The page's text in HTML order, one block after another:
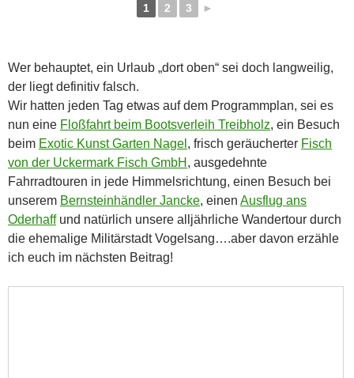
1 2 3 ►
Wer behauptet, ein Urlaub „dort oben“ sei doch langweilig,
der liegt definitiv falsch.
Wir hatten jeden Tag etwas auf dem Programmplan, sei es
nun eine Floßfahrt beim Bootsverleih Treibholz, ein Besuch
beim Exotic Kunst Garten Nagel , frisch geräucherter Fisch
von der Uckermark Fisch GmbH , ausgedehnte
Fahrradtouren in jede Himmelsrichtung, einen Besuch bei
unserem Bernsteinhändler Jancke, einen Ausflug ans
Oderhaffund natürlich unsere alljährliche Wandertour durch
die ehemalige Militärstadt Vogelsang….aber davon erzähle
ich euch im nächsten Beitrag!